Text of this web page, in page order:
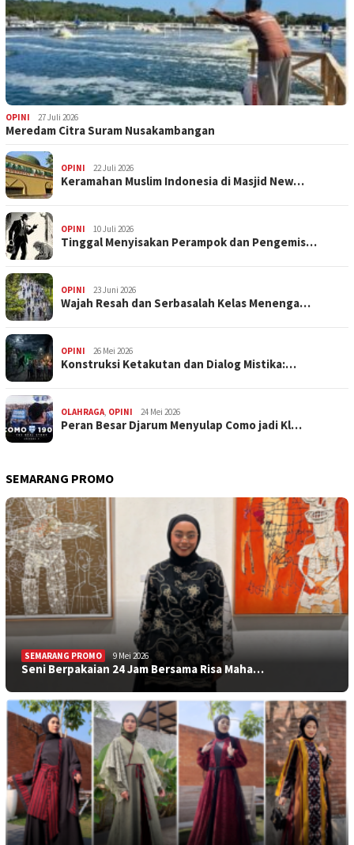
OPINI 27 Juli 2026
Meredam Citra Suram Nusakambangan
OPINI 22 Juli 2026
Keramahan Muslim Indonesia di Masjid New…
OPINI 10 Juli 2026
Tinggal Menyisakan Perampok dan Pengemis…
OPINI 23 Juni 2026
Wajah Resah dan Serbasalah Kelas Menenga…
OPINI 26 Mei 2026
Konstruksi Ketakutan dan Dialog Mistika:…
OLAHRAGA, OPINI 24 Mei 2026
Peran Besar Djarum Menyulap Como jadi Kl…
SEMARANG PROMO
SEMARANG PROMO 9 Mei 2026
Seni Berpakaian 24 Jam Bersama Risa Maha…